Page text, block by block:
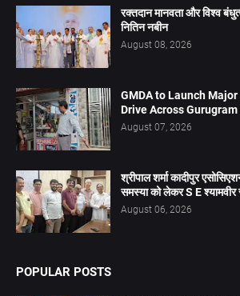
रक्तदान मानवता और विश्व
नितिन नबीन
August 08, 2026
GMDA to Launch
Drive Across
August 07, 2026
श्रीपाल शर्मा कादीपुर
समस्या को लेकर S E श्यामवीर
August 06, 2026
POPULAR POSTS